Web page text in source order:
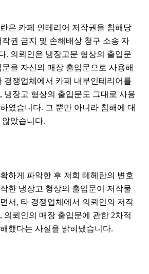
은 카페 인테리어 저작권을 침해당
권 금지 및 손해배상 청구 소송 자
. 의뢰인은 냉장고문 형상의 출입문
을 자신의 매장 출입문으로 사용해
경쟁업체에서 카페 내부인테리어를
냉장고 형상의 출입문도 그대로 사용
였습니다. 그 뿐만 아니라 침해에 대
았습니다.
하게 파악한 후 저희 테헤란의 변호
한 냉장고 형상의 출입문이 저작물
서, 타 경쟁업체에서 의뢰인의 저작
의뢰인의 매장 출입문에 관한 2차적
했다는 사실을 밝혀냈습니다.